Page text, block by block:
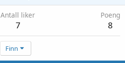
Antall liker
7
Poeng
8
Finn